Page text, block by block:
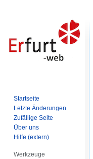
Startseite
Letzte Änderungen
Zufällige Seite
Über uns
Hilfe (extern)
Werkzeuge